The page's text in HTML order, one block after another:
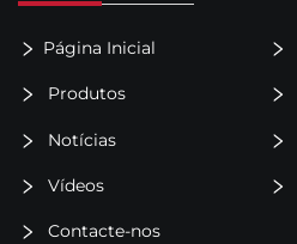
Página Inicial
Produtos
Notícias
Vídeos
Contacte-nos